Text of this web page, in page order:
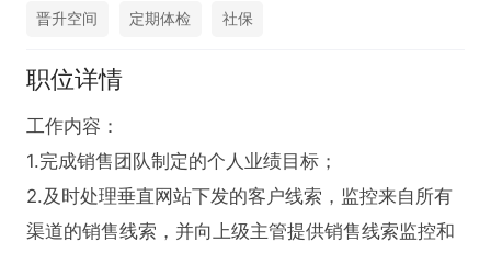
晋升空间 定期体检 社保
职位详情
工作内容：
1.完成销售团队制定的个人业绩目标；
2.及时处理垂直网站下发的客户线索，监控来自所有
渠道的销售线索，并向上级主管提供销售线索监控和